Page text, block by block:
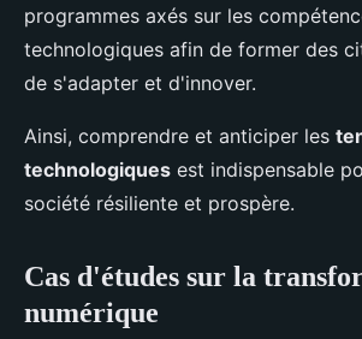
programmes axés sur les
technologiques afin de former des
de s'adapter et d'innover.
Ainsi, comprendre et anticiper les
technologiques est indispensable
société résiliente et prospère.
Cas d'études sur la
numérique